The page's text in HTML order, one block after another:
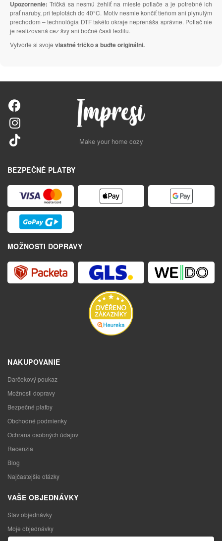
Upozornenie: Tričká sa nesmú žehliť na mieste potlače a je potrebné ich
prať naruby, pri teplotách do 40°C. Motív nesmie končiť tieňom ani plynulým
prechodom – technológia DTF takéto okraje neprenáša správne. Potlač nie
je realizovaná cez švy ani bočné časti textilu.
Vytvorte si svoje vlastné tričko a buďte originálni.
Make your home cozy
BEZPEČNÉ PLATBY
MOŽNOSTI DOPRAVY
NAKUPOVANIE
Darčekový poukaz
Možnosti dopravy
Bezpečné platby
Obchodné podmienky
Ochrana osobných údajov
Recenzia
Blog
Najčastejšie otázky
VAŠE OBJEDNÁVKY
Stav objednávky
Moje objednávky